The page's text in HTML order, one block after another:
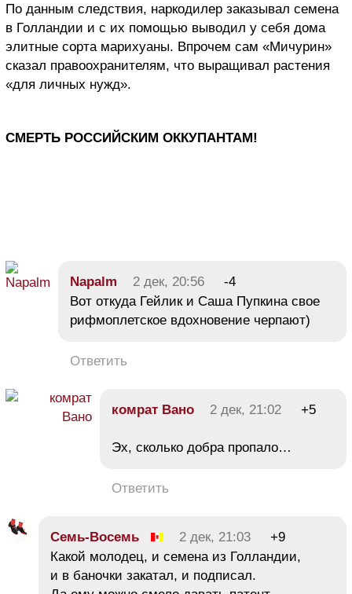
По данным следствия, наркодилер заказывал семена
в Голландии и с их помощью выводил у себя дома
элитные сорта марихуаны. Впрочем сам «Мичурин»
сказал правоохранителям, что выращивал растения
«для личных нужд».
СМЕРТЬ РОССИЙСКИМ ОККУПАНТАМ!
Napalm 2 дек, 20:56
-4
Вот откуда Гейлик и Саша Пупкина свое
рифмоплетское вдохновение черпают)
Ответить
комрат Вано 2 дек, 21:02 +5
Эх, сколько добра пропало…
Ответить
Семь-Восемь 2 дек, 21:03
+9
Какой молодец, и семена из Голландии,
и в баночки закатал, и подписал.